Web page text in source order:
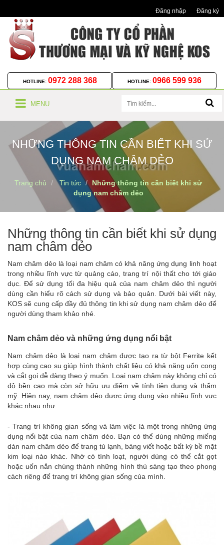
Đăng nhập Đăng ký
HOTLINE: 0972 288 368 HOTLINE: 0966 599 936
MENU
NHỮNG THÔNG TIN CẦN BIẾT KHI SỬ
DỤNG NAM CHÂM DẺO
Trang chủ Tin tức
Những thông tin cần biết khi sử
dụng nam châm dẻo
Những thông tin cần biết khi sử dụng
nam châm dẻo
Nam châm dẻo là loại nam châm có khả năng ứng dụng linh hoạt
trong nhiều lĩnh vực từ quảng cáo, trang trí nội thất cho tới giáo
dục. Để sử dụng tối đa hiệu quả của nam châm dẻo thì người
dùng cần hiểu rõ cách sử dụng và bảo quản. Dưới bài viết này,
KOS sẽ cung cấp đầy đủ thông tin khi sử dụng nam châm dẻo để
người dùng tham khảo nhé.
Nam châm dẻo và những ứng dụng nổi bật
Nam châm dẻo là loại nam châm được tạo ra từ bột Ferrite kết
hợp cùng cao su giúp hình thành chất liệu có khả năng uốn cong
và cắt gọi dễ dàng theo ý muốn. Loại nam châm này không chỉ có
độ bền cao mà còn sở hữu ưu điểm về tính tiện dụng và thẩm
mỹ. Hiện nay, nam châm dẻo được ứng dụng vào nhiều lĩnh vực
khác nhau như:
- Trang trí không gian sống và làm việc là một trong những ứng
dụng nổi bật của nam châm dẻo. Bạn có thể dùng những miếng
dán nam châm dẻo để trang tủ lạnh, bảng viết hoặc bất kỳ bề mặt
kim loại nào khác. Nhờ có tính loạt, người dùng có thể cắt gọt
hoặc uốn nắn chúng thành những hình thù sáng tạo theo phong
cách riêng để trang trí không gian sống của mình.